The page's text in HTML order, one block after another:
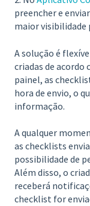
preencher e
maior visibilidade
A solução é
criadas de acordo
painel, as
hora de envio, o
informação.
A qualquer
as checklists
possibilidade de
Além disso, o
receberá
checklist for